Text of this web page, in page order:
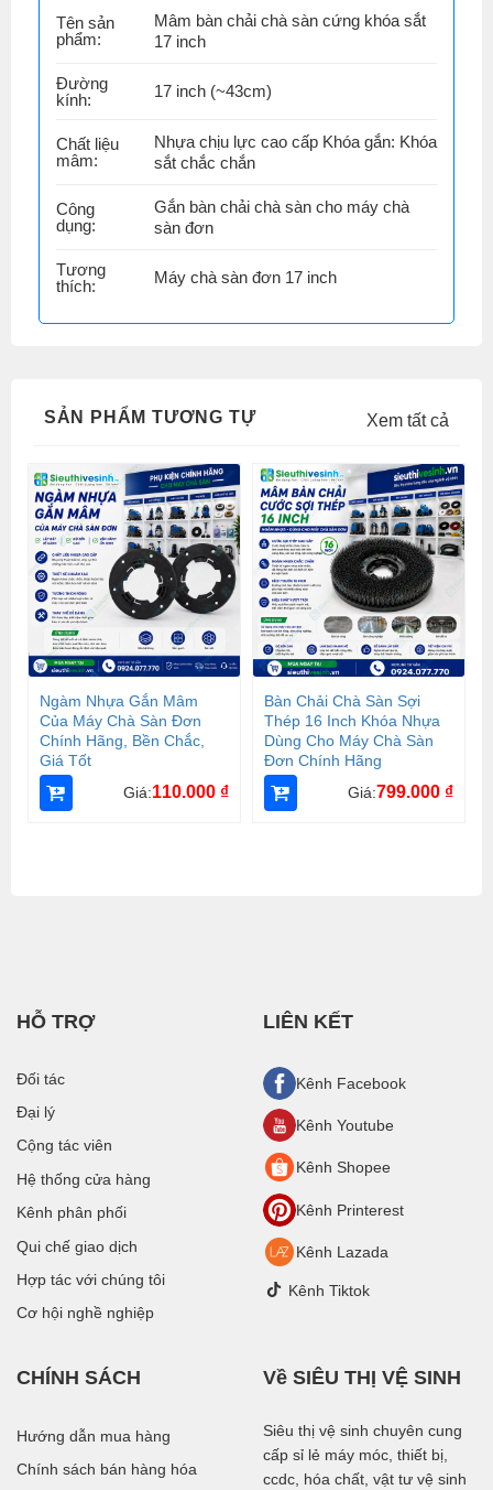
Tên sản
phẩm:
Mâm bàn chải chà sàn cứng khóa sắt
17 inch
Đường
kính:
17 inch (~43cm)
Chất liệu
mâm:
Nhựa chịu lực cao cấp Khóa gắn: Khóa
sắt chắc chắn
Công
dụng:
Gắn bàn chải chà sàn cho máy chà
sàn đơn
Tương
thích:
Máy chà sàn đơn 17 inch
SẢN PHẨM TƯƠNG TỰ Xem tất cả
Ngàm Nhựa Gắn Mâm
Của Máy Chà Sàn Đơn
Chính Hãng, Bền Chắc,
Giá Tốt
Giá:110.000 ₫
Bàn Chải Chà Sàn Sợi
Thép 16 Inch Khóa Nhựa
Dùng Cho Máy Chà Sàn
Đơn Chính Hãng
Giá:799.000 ₫
HỖ TRỢ
Đối tác
Đại lý
Cộng tác viên
Hệ thống cửa hàng
Kênh phân phối
Qui chế giao dịch
Hợp tác với chúng tôi
Cơ hội nghề nghiệp
LIÊN KẾT
Kênh Facebook
Kênh Youtube
Kênh Shopee
Kênh Printerest
Kênh Lazada
Kênh Tiktok
CHÍNH SÁCH
Hướng dẫn mua hàng
Chính sách bán hàng hóa
Về SIÊU THỊ VỆ SINH
Siêu thị vệ sinh chuyên cung
cấp sỉ lẻ máy móc, thiết bị,
ccdc, hóa chất, vật tư vệ sinh